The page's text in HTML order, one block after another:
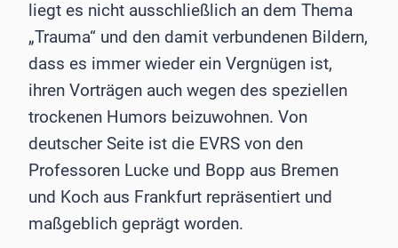
liegt es nicht ausschließlich an dem Thema
„Trauma“ und den damit verbundenen Bildern,
dass es immer wieder ein Vergnügen ist,
ihren Vorträgen auch wegen des speziellen
trockenen Humors beizuwohnen. Von
deutscher Seite ist die EVRS von den
Professoren Lucke und Bopp aus Bremen
und Koch aus Frankfurt repräsentiert und
maßgeblich geprägt worden.